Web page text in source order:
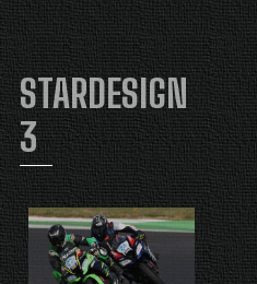
STARDESIGN
3